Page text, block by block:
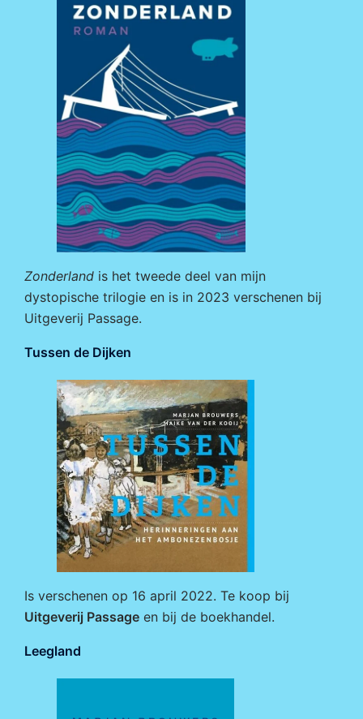
Zonderland is het tweede deel van mijn
dystopische trilogie en is in 2023 verschenen bij
Uitgeverij Passage.
Tussen de Dijken
Is verschenen op 16 april 2022. Te koop bij
Uitgeverij Passage en bij de boekhandel.
Leegland